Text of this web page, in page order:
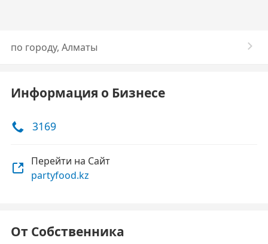
по городу, Алматы
Информация о Бизнесе
3169
Перейти на Сайт
partyfood.kz
От Собственника